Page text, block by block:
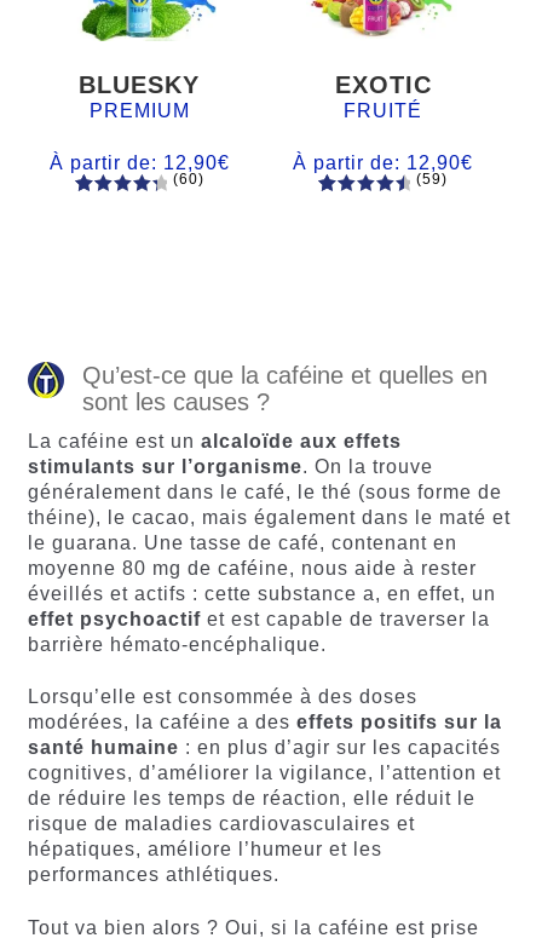
BLUESKY
PREMIUM
À partir de: 12,90€
(60)
EXOTIC
FRUITÉ
À partir de: 12,90€
(59)
Qu’est-ce que la caféine et quelles en
sont les causes ?
La caféine est un alcaloïde aux effets
stimulants sur l’organisme. On la trouve
généralement dans le café, le thé (sous forme de
théine), le cacao, mais également dans le maté et
le guarana. Une tasse de café, contenant en
moyenne 80 mg de caféine, nous aide à rester
éveillés et actifs : cette substance a, en effet, un
effet psychoactif et est capable de traverser la
barrière hémato-encéphalique.
Lorsqu’elle est consommée à des doses
modérées, la caféine a des effets positifs sur la
santé humaine : en plus d’agir sur les capacités
cognitives, d’améliorer la vigilance, l’attention et
de réduire les temps de réaction, elle réduit le
risque de maladies cardiovasculaires et
hépatiques, améliore l’humeur et les
performances athlétiques.
Tout va bien alors ? Oui, si la caféine est prise